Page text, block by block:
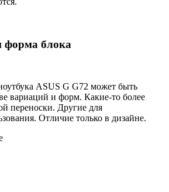
форма блока
ASUS G G72 может быть
вариаций и форм. Какие-то более
переноски. Другие для
Отличие только в дизайне.